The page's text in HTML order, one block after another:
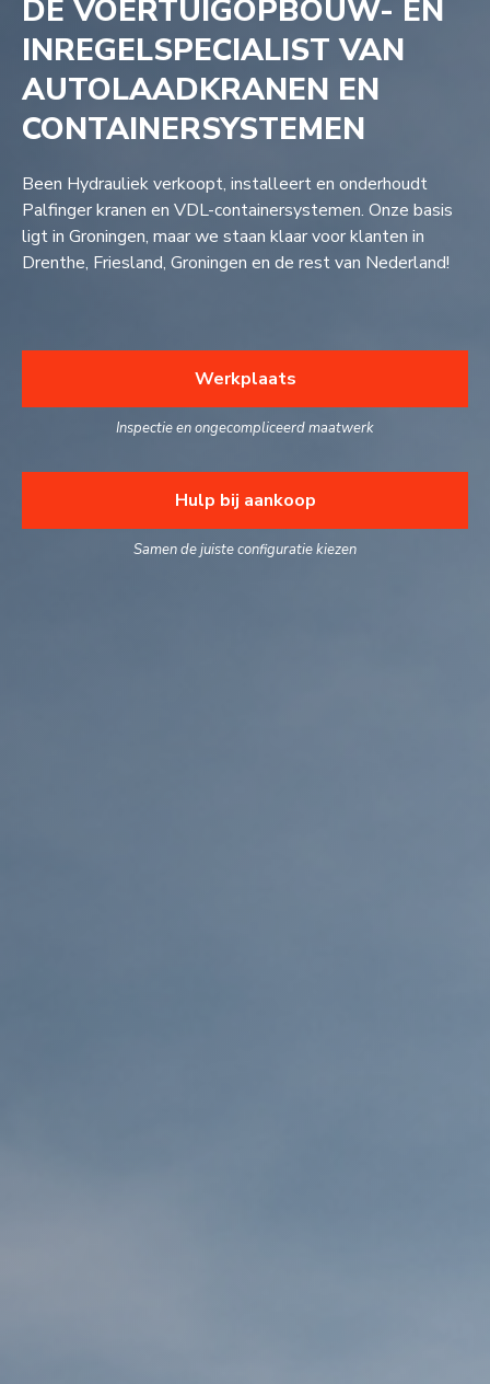
DÉ VOERTUIGOPBOUW- EN
INREGELSPECIALIST VAN
AUTOLAADKRANEN EN
CONTAINERSYSTEMEN
Been Hydrauliek verkoopt, installeert en onderhoudt
Palfinger kranen en VDL-containersystemen. Onze basis
ligt in Groningen, maar we staan klaar voor klanten in
Drenthe, Friesland, Groningen en de rest van Nederland!
Werkplaats
Inspectie en ongecompliceerd maatwerk
Hulp bij aankoop
Samen de juiste configuratie kiezen